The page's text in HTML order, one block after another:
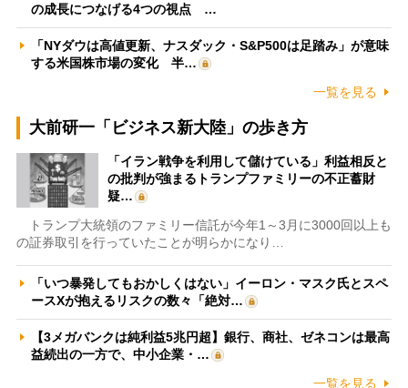
の成長につなげる4つの視点 …
「NYダウは高値更新、ナスダック・S&P500は足踏み」が意味
する米国株市場の変化 半…
一覧を見る
大前研一「ビジネス新大陸」の歩き方
「イラン戦争を利用して儲けている」利益相反と
の批判が強まるトランプファミリーの不正蓄財
疑…
トランプ大統領のファミリー信託が今年1～3月に3000回以上も
の証券取引を行っていたことが明らかになり…
「いつ暴発してもおかしくはない」イーロン・マスク氏とスペ
ースXが抱えるリスクの数々「絶対…
【3メガバンクは純利益5兆円超】銀行、商社、ゼネコンは最高
益続出の一方で、中小企業・…
一覧を見る